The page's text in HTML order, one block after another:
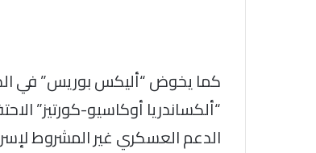
كما يخوض “أليكس بوريس” في
“ألكساندريا أوكاسيو-كورتيز”
الدعم العسكري غير المشروط